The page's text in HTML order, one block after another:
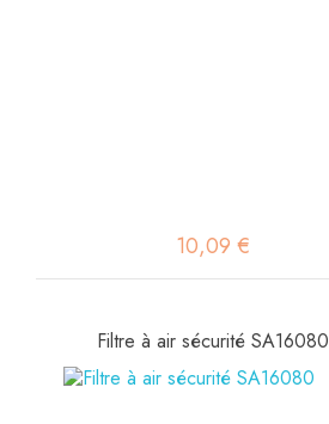
10,09 €
Filtre à air sécurité SA16080